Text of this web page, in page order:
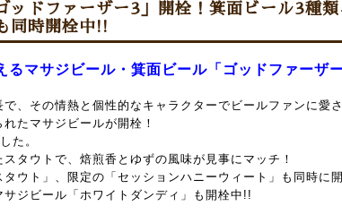
ッドファーザー3」開栓！箕面ビール3種
同時開栓中!!
るマサジビール・箕面ビール「ゴッドファーザ
、その情熱と個性的なキャラクターでビールファンに愛
たマサジビールが開栓！
た。
タウトで、焙煎香とゆずの風味が見事にマッチ！
ウト」、限定の「セッションハニーウィート」も同時に開
ジビール「ホワイトダンディ」も開栓中!!